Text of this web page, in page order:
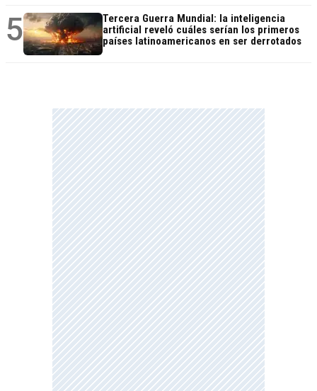
5
Tercera Guerra Mundial: la inteligencia
artificial reveló cuáles serían los primeros
países latinoamericanos en ser derrotados